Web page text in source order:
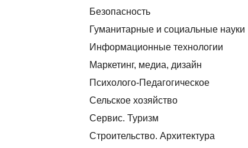
Безопасность
Гуманитарные и социальные науки
Информационные технологии
Маркетинг, медиа, дизайн
Психолого-Педагогическое
Сельское хозяйство
Сервис. Туризм
Строительство. Архитектура